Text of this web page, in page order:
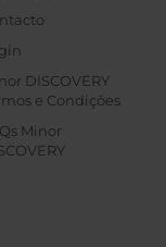
DISCOVERY
e Condições
Minor